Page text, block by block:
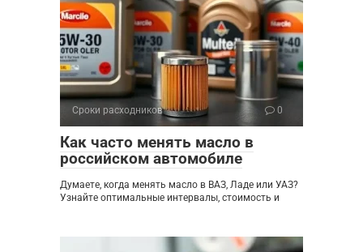
Сроки расходников 0
Как часто менять масло в
российском автомобиле
Думаете, когда менять масло в ВАЗ, Ладе или УАЗ?
Узнайте оптимальные интервалы, стоимость и